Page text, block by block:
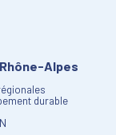
Alpes
durable